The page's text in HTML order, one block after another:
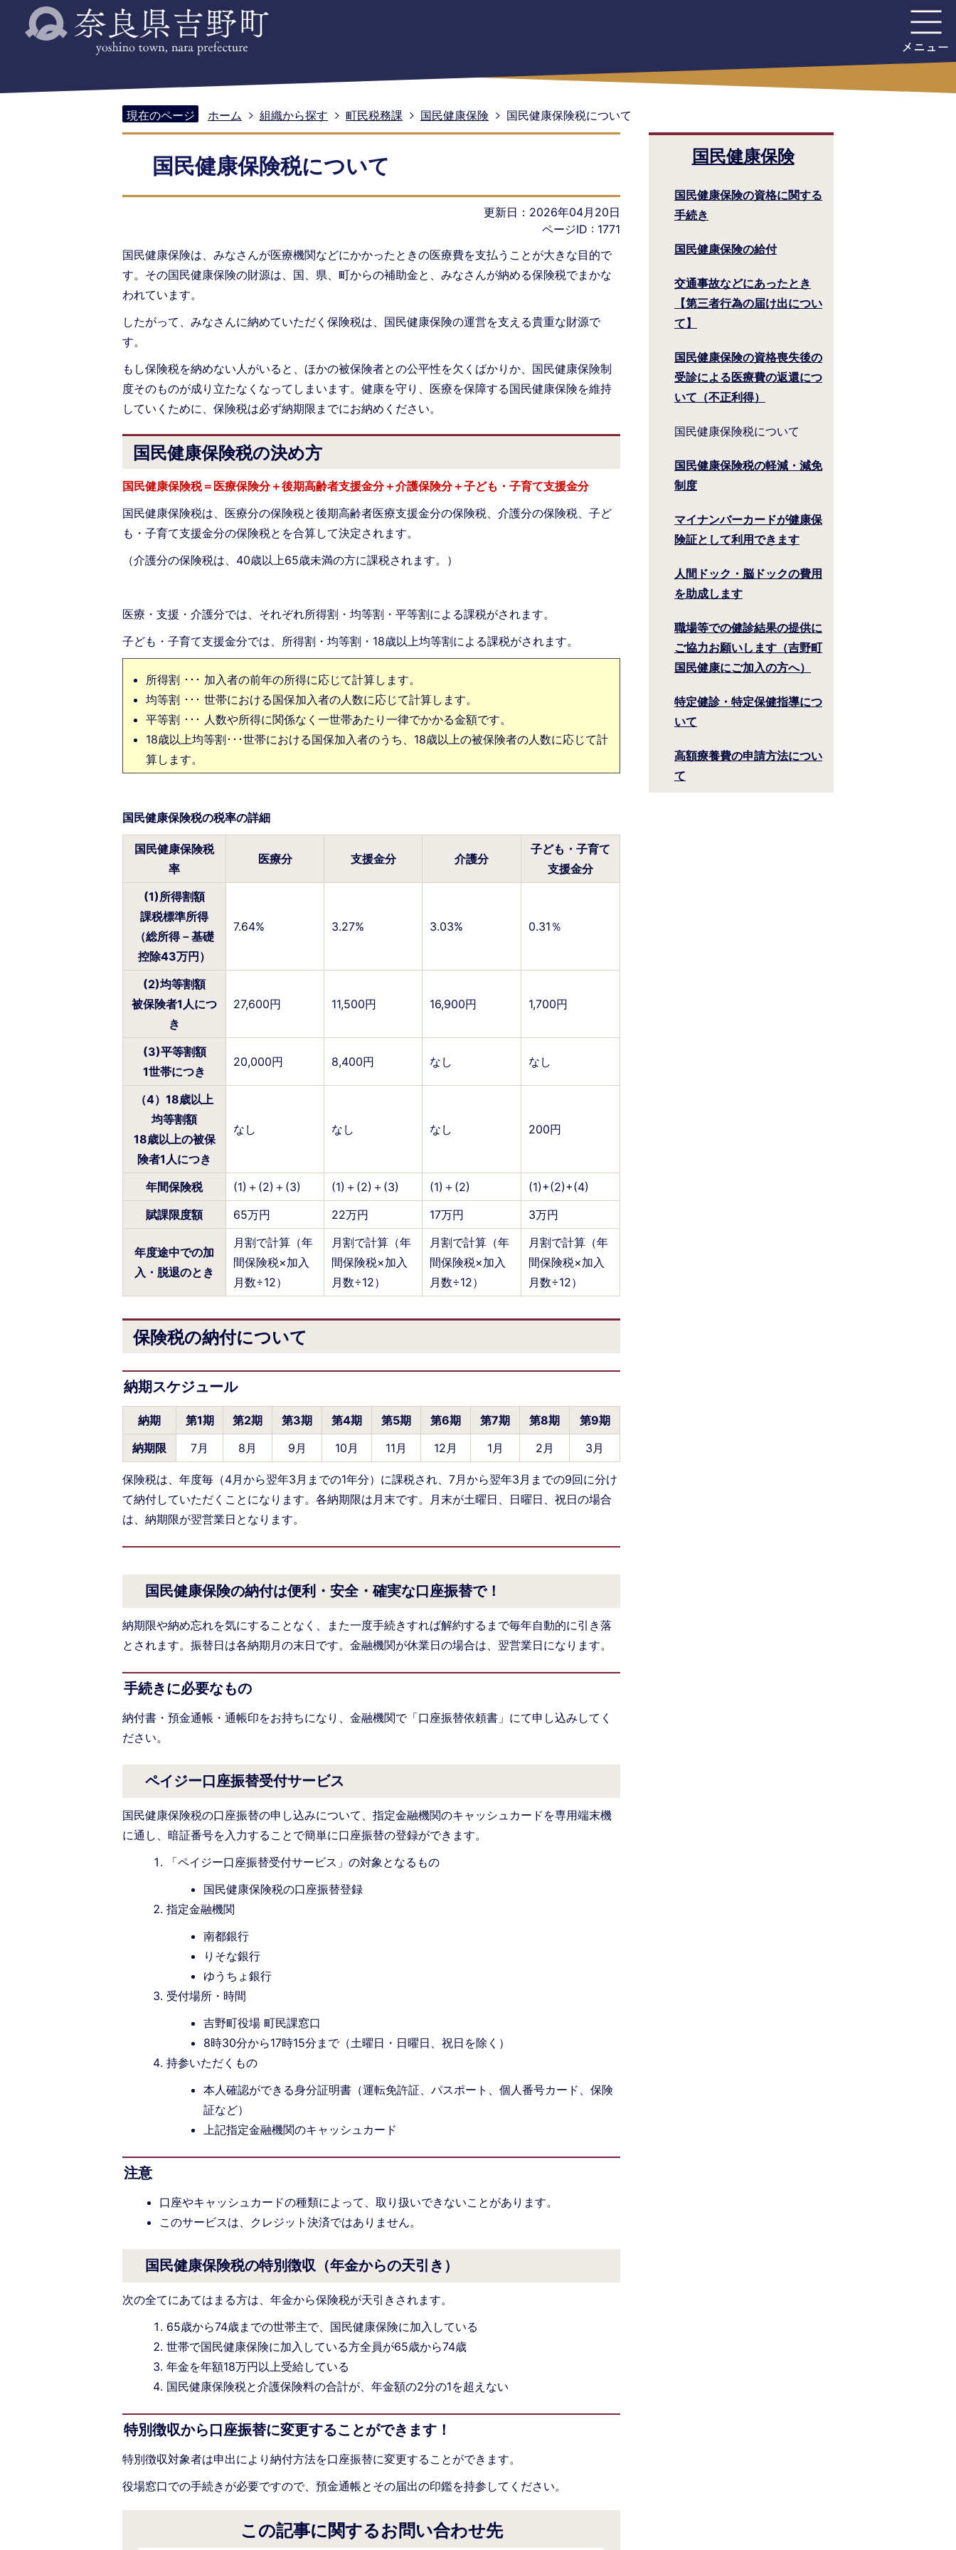
現在のページ ホーム 組織から探す 町民税務課 国民健康保険 国民健康保険税について
国民健康保険税について
更新日：2026年04月20日
ページID : 1771
国民健康保険は、みなさんが医療機関などにかかったときの医療費を支払うことが大きな目的で
す。その国民健康保険の財源は、国、県、町からの補助金と、みなさんが納める保険税でまかな
われています。
したがって、みなさんに納めていただく保険税は、国民健康保険の運営を支える貴重な財源で
す。
もし保険税を納めない人がいると、ほかの被保険者との公平性を欠くばかりか、国民健康保険制
度そのものが成り立たなくなってしまいます。健康を守り、医療を保障する国民健康保険を維持
していくために、保険税は必ず納期限までにお納めください。
国民健康保険税の決め方
国民健康保険税＝医療保険分＋後期高齢者支援金分＋介護保険分＋子ども・子育て支援金分
国民健康保険税は、医療分の保険税と後期高齢者医療支援金分の保険税、介護分の保険税、子ど
も・子育て支援金分の保険税とを合算して決定されます。
（介護分の保険税は、40歳以上65歳未満の方に課税されます。）
医療・支援・介護分では、それぞれ所得割・均等割・平等割による課税がされます。
子ども・子育て支援金分では、所得割・均等割・18歳以上均等割による課税がされます。
所得割 ･･･ 加入者の前年の所得に応じて計算します。
均等割 ･･･ 世帯における国保加入者の人数に応じて計算します。
平等割 ･･･ 人数や所得に関係なく一世帯あたり一律でかかる金額です。
18歳以上均等割･･･世帯における国保加入者のうち、18歳以上の被保険者の人数に応じて計
算します。
国民健康保険税の税率の詳細
国民健康保険税
率
医療分 支援金分 介護分
子ども・子育て
支援金分
(1)所得割額
課税標準所得
（総所得－基礎
控除43万円）
7.64% 3.27% 3.03% 0.31％
(2)均等割額
被保険者1人につ
き
27,600円 11,500円 16,900円 1,700円
(3)平等割額
1世帯につき
20,000円 8,400円 なし なし
（4）18歳以上
均等割額
18歳以上の被保
険者1人につき
なし なし なし 200円
年間保険税 (1)＋(2)＋(3) (1)＋(2)＋(3) (1)＋(2)
(1)+(2)+(4)
賦課限度額
65万円 22万円 17万円 3万円
年度途中での加
入・脱退のとき
月割で計算（年
間保険税×加入
月数÷12）
月割で計算（年
間保険税×加入
月数÷12）
月割で計算（年
間保険税×加入
月数÷12）
月割で計算（年
間保険税×加入
月数÷12）
保険税の納付について
納期スケジュール
納期 第1期 第2期 第3期 第4期 第5期 第6期 第7期 第8期
第9期
納期限
7月 8月 9月 10月 11月 12月 1月 2月 3月
保険税は、年度毎（4月から翌年3月までの1年分）に課税され、7月から翌年3月までの9回に分け
て納付していただくことになります。各納期限は月末です。月末が土曜日、日曜日、祝日の場合
は、納期限が翌営業日となります。
国民健康保険の納付は便利・安全・確実な口座振替で！
納期限や納め忘れを気にすることなく、また一度手続きすれば解約するまで毎年自動的に引き落
とされます。振替日は各納期月の末日です。金融機関が休業日の場合は、翌営業日になります。
手続きに必要なもの
納付書・預金通帳・通帳印をお持ちになり、金融機関で「口座振替依頼書」にて申し込みしてく
ださい。
ペイジー口座振替受付サービス
国民健康保険税の口座振替の申し込みについて、指定金融機関のキャッシュカードを専用端末機
に通し、暗証番号を入力することで簡単に口座振替の登録ができます。
「ペイジー口座振替受付サービス」の対象となるもの
国民健康保険税の口座振替登録
指定金融機関
南都銀行
りそな銀行
ゆうちょ銀行
受付場所・時間
吉野町役場 町民課窓口
8時30分から17時15分まで（土曜日・日曜日、祝日を除く）
持参いただくもの
本人確認ができる身分証明書（運転免許証、パスポート、個人番号カード、保険
証など）
上記指定金融機関のキャッシュカード
注意
口座やキャッシュカードの種類によって、取り扱いできないことがあります。
このサービスは、クレジット決済ではありません。
国民健康保険税の特別徴収（年金からの天引き）
次の全てにあてはまる方は、年金から保険税が天引きされます。
65歳から74歳までの世帯主で、国民健康保険に加入している
世帯で国民健康保険に加入している方全員が65歳から74歳
年金を年額18万円以上受給している
国民健康保険税と介護保険料の合計が、年金額の2分の1を超えない
特別徴収から口座振替に変更することができます！
特別徴収対象者は申出により納付方法を口座振替に変更することができます。
役場窓口での手続きが必要ですので、預金通帳とその届出の印鑑を持参してください。
この記事に関するお問い合わせ先
国民健康保険
国民健康保険の資格に関する
手続き
国民健康保険の給付
交通事故などにあったとき
【第三者行為の届け出につい
て】
国民健康保険の資格喪失後の
受診による医療費の返還につ
いて（不正利得）
国民健康保険税について
国民健康保険税の軽減・減免
制度
マイナンバーカードが健康保
険証として利用できます
人間ドック・脳ドックの費用
を助成します
職場等での健診結果の提供に
ご協力お願いします（吉野町
国民健康にご加入の方へ）
特定健診・特定保健指導につ
いて
高額療養費の申請方法につい
て